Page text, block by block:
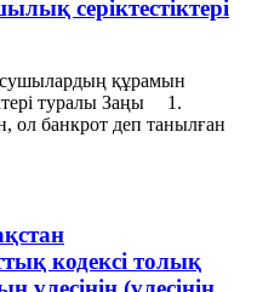
серіктестіктері
құрамын
туралы Заңы 1.
ол банкрот деп танылған
кодексі толық